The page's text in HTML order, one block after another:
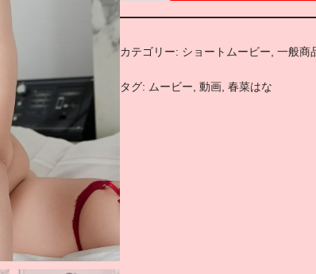
カテゴリー: ショートムービー ,一般商
タグ: ムービー ,動画 ,春菜はな